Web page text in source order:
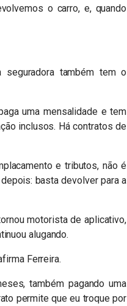
o carro, e, quando
seguradora também tem o
uma mensalidade e tem
inclusos. Há contratos de
e tributos, não é
basta devolver para a
motorista de aplicativo,
alugando.
Ferreira.
também pagando uma
permite que eu troque por